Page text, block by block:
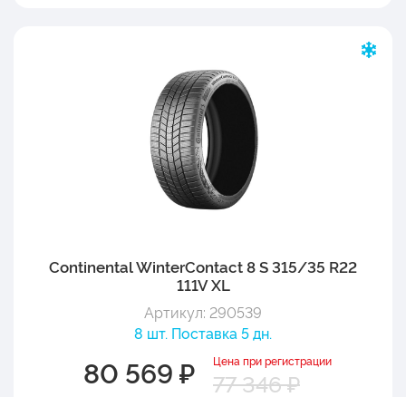
Continental WinterContact 8 S 315/35 R22
111V XL
Артикул: 290539
8 шт. Поставка 5 дн.
80 569 ₽ Цена при регистрации
77 346 ₽